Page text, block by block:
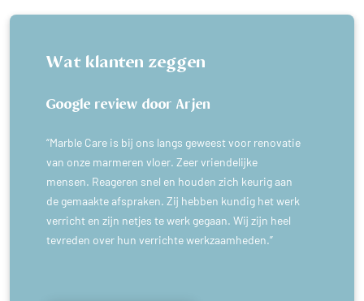
Wat klanten zeggen
Google review door Arjen
“Marble Care is bij ons langs geweest voor renovatie
van onze marmeren vloer. Zeer vriendelijke
mensen. Reageren snel en houden zich keurig aan
de gemaakte afspraken. Zij hebben kundig het werk
verricht en zijn netjes te werk gegaan. Wij zijn heel
tevreden over hun verrichte werkzaamheden.”